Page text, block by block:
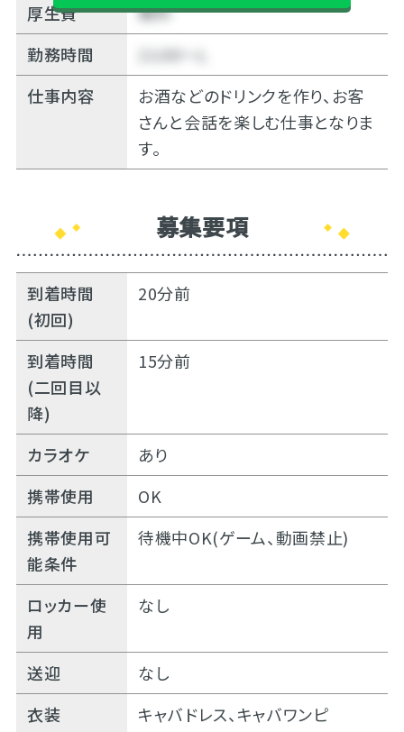
厚生費
無料
勤務時間
21:00～Ｌ
仕事内容
お酒などのドリンクを作り、お客
さんと会話を楽しむ仕事となりま
す。
募集要項
到着時間
(初回)
20分前
到着時間
(二回目以
降)
15分前
カラオケ
あり
携帯使用
OK
携帯使用可
能条件
待機中OK(ゲーム、動画禁止)
ロッカー使
用
なし
送迎
なし
衣装
キャバドレス、キャバワンピ